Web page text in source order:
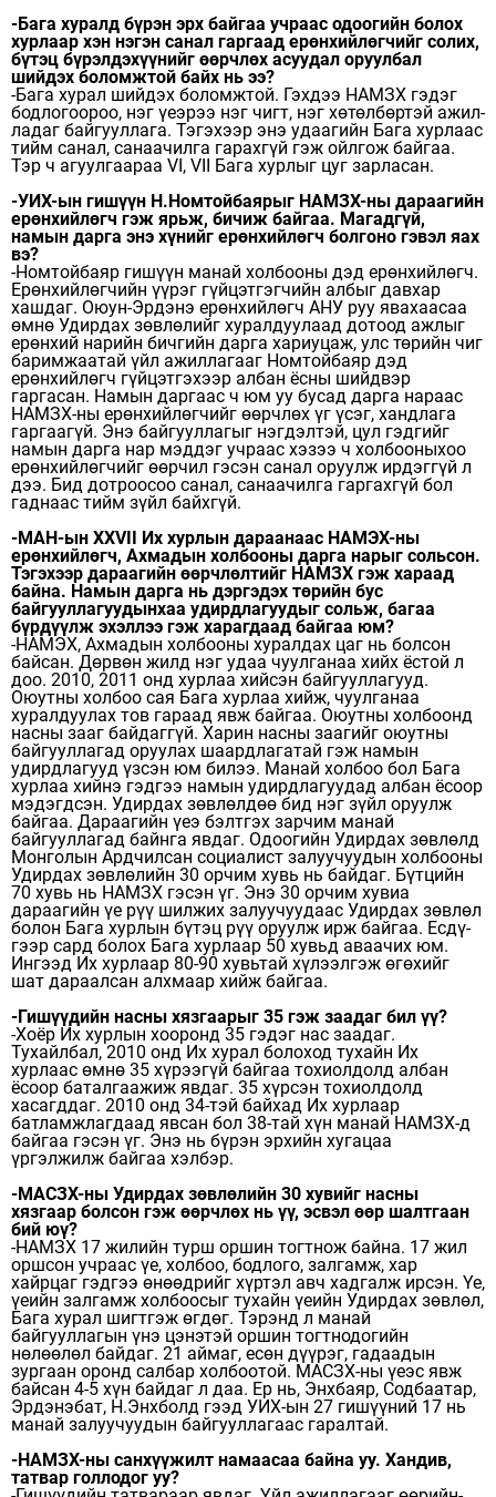
-Бага хуралд бүрэн эрх байгаа учраас одоо­гийн болох
хурлаар хэн нэгэн санал гаргаад ерөн­хийлөгчийг солих,
бүтэц бүрэлдэхүүнийг өөрчлөх асуудал оруулбал
шийдэх боломжтой байх нь ээ?
-Бага хурал шийдэх боломжтой. Гэхдээ НАМЗХ гэдэг
бодлогоороо, нэг үеэрээ нэг чигт, нэг хөтөлбөртэй ажил­
ладаг байгууллага. Тэгэхээр энэ удаагийн Бага хурлаас
тийм санал, санаачилга гарахгүй гэж ойлгож байгаа.
Тэр ч агуулгаараа VI, VII Бага хурлыг цуг зарласан.
-УИХ-ын гишүүн Н.Ном­тойбаярыг НАМЗХ-ны да­раа­гийн
ерөнхийлөгч гэж ярьж, бичиж байгаа. Ма­гадгүй,
намын дарга энэ хүнийг ерөнхийлөгч болгоно гэвэл яах
вэ?
-Номтойбаяр гишүүн манай холбооны дэд ерөн­хий­лөгч.
Ерөнхийлөгчийн үүрэг гүйцэтгэгчийн албыг дав­хар
хашдаг. Оюун-Эрдэ­нэ ерөнхийлөгч АНУ руу явахаасаа
өмнө Удирдах зөвлөлийг хуралдуулаад дотоод ажлыг
ерөнхий нарийн бичгийн дарга хариуцаж, улс төрийн чиг
баримжаатай үйл ажиллагааг Номтойбаяр дэд
ерөнхийлөгч гүйцэтгэхээр албан ёсны шийдвэр
гаргасан. Намын даргаас ч юм уу бусад дарга нараас
НАМЗХ-ны ерөнхийлөгчийг өөрчлөх үг үсэг, хандлага
гаргаагүй. Энэ байгууллагыг нэгдэлтэй, цул гэдгийг
намын дарга нар мэддэг учраас хэзээ ч холбооныхоо
ерөнхийлөгчийг өөрчил гэсэн санал оруулж ирдэггүй л
дээ. Бид дотроосоо санал, санаачилга гаргахгүй бол
гаднаас тийм зүйл байхгүй.
-МАН-ын XXVII Их хурлын дараанаас НАМЭХ-ны
ерөнхийлөгч, Ахмадын холбооны дарга нарыг сольсон.
Тэгэхээр дараагийн өөрчлөлтийг НАМЗХ гэж хараад
байна. Намын дарга нь дэргэдэх төрийн бус
байгууллагуудынхаа удирд­лагуудыг сольж, багаа
бүрдүүлж эхэллээ гэж харагдаад байгаа юм?
-НАМЭХ, Ахмадын холбооны хуралдах цаг нь болсон
байсан. Дөрвөн жилд нэг удаа чуулганаа хийх ёстой л
доо. 2010, 2011 онд хурлаа хийсэн байгууллагууд.
Оюутны холбоо сая Бага хурлаа хийж, чуулганаа
хуралдуулах тов гараад явж байгаа. Оюутны холбоонд
насны зааг байдаггүй. Харин насны заагийг оюутны
байгууллагад оруулах шаардлагатай гэж намын
удирдлагууд үзсэн юм билээ. Манай холбоо бол Бага
хурлаа хийнэ гэдгээ намын удирдлагуудад албан ёсоор
мэдэгдсэн. Удирдах зөвлөлдөө бид нэг зүйл оруулж
байгаа. Дараагийн үеэ бэлтгэх зарчим манай
байгууллагад байнга явдаг. Одоогийн Удирдах зөвлөлд
Монголын Ардчилсан социалист залуучуудын холбооны
Удирдах зөвлөлийн 30 орчим хувь нь байдаг. Бүтцийн
70 хувь нь НАМЗХ гэсэн үг. Энэ 30 орчим хувиа
дараагийн үе рүү шилжих залуучуудаас Удирдах зөвлөл
болон Бага хурлын бүтэц рүү оруулж ирж байгаа. Есдү­
гээр сард болох Бага хурлаар 50 хувьд аваачих юм.
Ингээд Их хурлаар 80-90 хувьтай хүлээлгэж өгөхийг
шат дараалсан алхмаар хийж байгаа.
-Гишүүдийн насны хяз­гаа­­­рыг 35 гэж заадаг бил үү?
-Хоёр Их хурлын хооронд 35 гэдэг нас заадаг.
Тухайлбал, 2010 онд Их хурал болоход тухайн Их
хурлаас өмнө 35 хүрээгүй байгаа тохиолдолд албан
ёсоор баталгаажиж явдаг. 35 хүрсэн тохиолдолд
хасагддаг. 2010 онд 34-тэй байхад Их хурлаар
батламжлагдаад явсан бол 38-тай хүн манай НАМЗХ-д
байгаа гэсэн үг. Энэ нь бүрэн эрхийн хугацаа
үргэлжилж байгаа хэлбэр.
-МАСЗХ-ны Удирдах зөвлөлийн 30 хувийг насны
хязгаар болсон гэж өөрчлөх нь үү, эсвэл өөр шалтгаан
бий юү?
-НАМЗХ 17 жилийн турш оршин тогтнож байна. 17 жил
оршсон учраас үе, холбоо, бодлого, залгамж, хар
хайрцаг гэдгээ өнөөдрийг хүртэл авч хадгалж ирсэн. Үе,
үеийн залгамж холбоосыг тухайн үеийн Удирдах зөвлөл,
Бага хурал шигтгэж өгдөг. Тэрэнд л манай
байгууллагын үнэ цэнэтэй оршин тогтнодогийн
нөлөөлөл байдаг. 21 аймаг, есөн дүүрэг, гадаадын
зургаан оронд салбар холбоотой. МАСЗХ-ны үеэс явж
байсан 4-5 хүн байдаг л даа. Ер нь, Энхбаяр, Содбаатар,
Эрдэнэбат, Н.Энх­болд гээд УИХ-ын 27 гишүүний 17 нь
манай залуучуудын байгууллагаас гаралтай.
-НАМЗХ-ны санхүүжилт намаасаа байна уу. Хандив,
татвар голлодог уу?